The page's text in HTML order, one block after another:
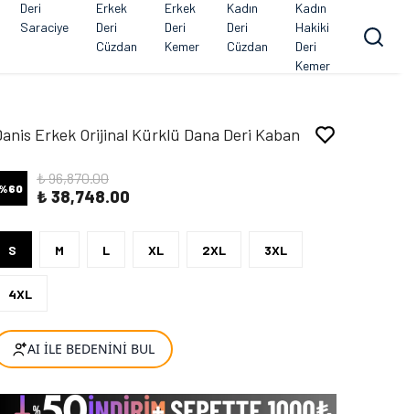
Deri
Saraciye
Erkek
Deri
Cüzdan
Erkek
Deri
Kemer
Kadın
Deri
Cüzdan
Kadın
Hakiki
Deri
Kemer
Erkek Orijinal Kürklü Dana Deri Kaban
%60
₺ 96,870.00
₺ 38,748.00
S M L XL 2XL 3XL
4XL